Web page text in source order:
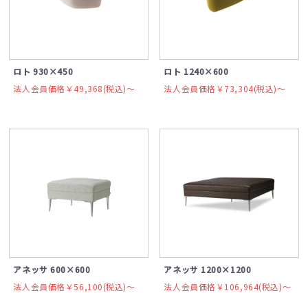
ロト 930×450
法人会員価格￥49,368(税込)〜
ロト 1240×600
法人会員価格￥73,304(税込)〜
アネッサ 600×600
法人会員価格￥56,100(税込)〜
アネッサ 1200×1200
法人会員価格￥106,964(税込)〜